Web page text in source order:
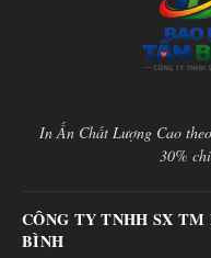
In Ấn Chất Lượng Cao
30%
CÔNG TY TNHH SX
BÌNH